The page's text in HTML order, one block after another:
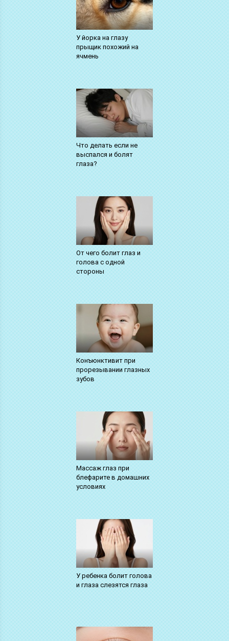
У йорка на глазу
прыщик похожий на
ячмень
Что делать если не
выспался и болят
глаза?
От чего болит глаз и
голова с одной
стороны
Конъюнктивит при
прорезывании глазных
зубов
Массаж глаз при
блефарите в домашних
условиях
У ребенка болит голова
и глаза слезятся глаза